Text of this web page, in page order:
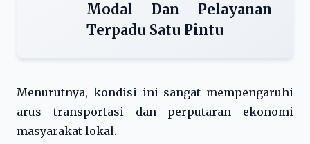
Modal Dan Pelayanan
Terpadu Satu Pintu
Menurutnya, kondisi ini sangat mempengaruhi
arus transportasi dan perputaran ekonomi
masyarakat lokal.